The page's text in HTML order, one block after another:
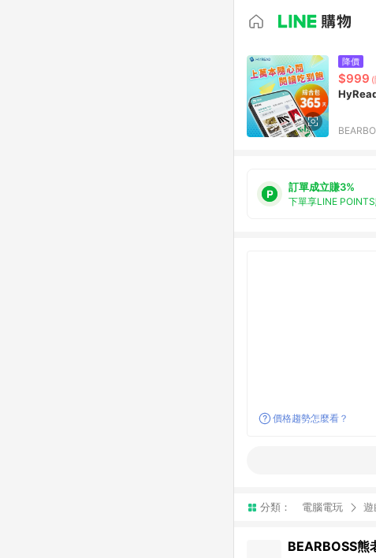
降價
$999
訂單成立賺3%
下單享LINE
價格趨勢怎麼看？
分類： 電腦電玩 遊
BEARBOSS熊